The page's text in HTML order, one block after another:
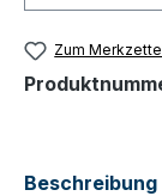
Zum
Beschreibung